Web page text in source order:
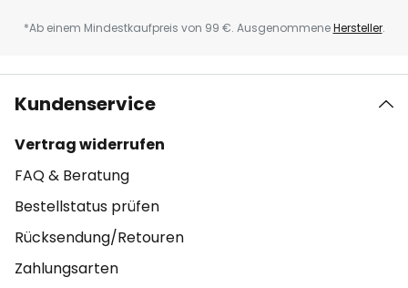
*Ab einem Mindestkaufpreis von 99 €. AusgenommeneHersteller.
Kundenservice
Vertrag widerrufen
FAQ & Beratung
Bestellstatus prüfen
Rücksendung/Retouren
Zahlungsarten